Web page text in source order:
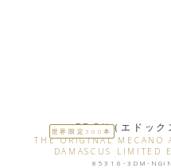
世界限定300本
EDOX（エドック
THE ORIGINAL MECANO
DAMASCUS LIMITED
85310-3DM-NGIN